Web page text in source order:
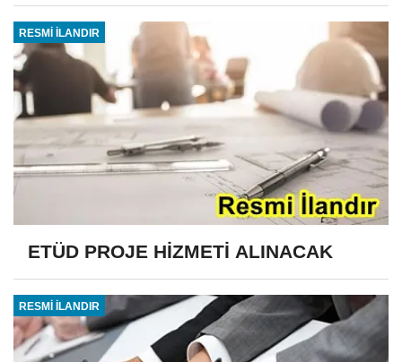
RESMİ İLANDIR
ETÜD PROJE HİZMETİ ALINACAK
RESMİ İLANDIR